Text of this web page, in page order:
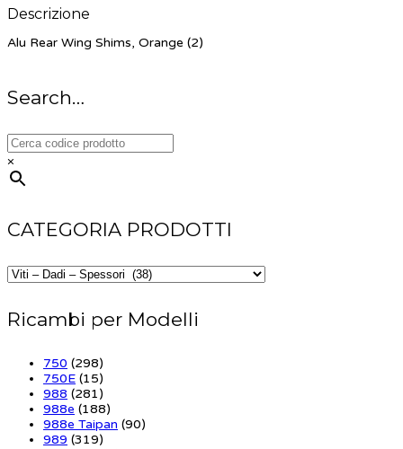
Descrizione
Alu Rear Wing Shims, Orange (2)
Search…
×
CATEGORIA PRODOTTI
Ricambi per Modelli
750 (298)
750E (15)
988 (281)
988e (188)
988e Taipan (90)
989 (319)